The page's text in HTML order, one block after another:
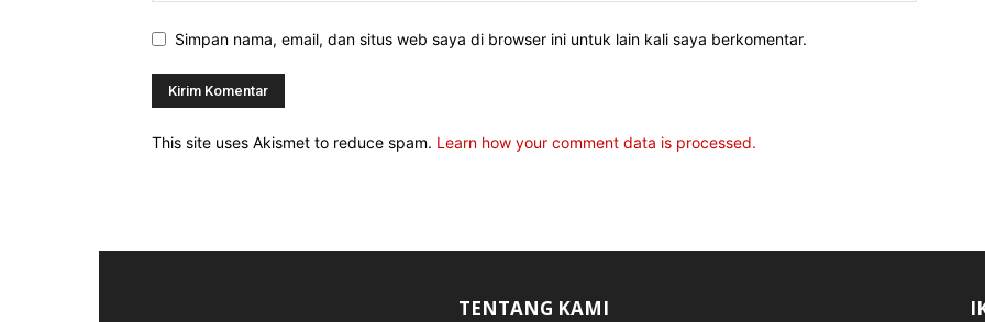
Simpan nama, email, dan situs web saya di browser ini untuk lain kali saya berkomentar.
This site uses Akismet to reduce spam. Learn how your comment data is processed.
TENTANG KAMI